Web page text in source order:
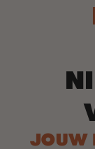
JOUW